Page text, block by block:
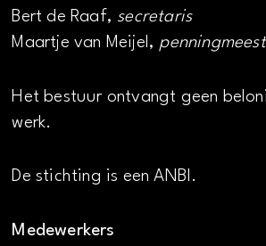
Bert de Raaf, secretaris
Maartje van Meijel,
Het bestuur ontvangt geen
werk.
De stichting is een ANBI.
Medewerkers